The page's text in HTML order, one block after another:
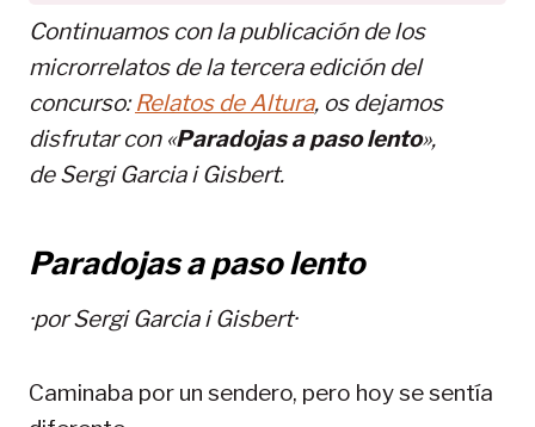
Continuamos con la publicación de los
microrrelatos de la tercera edición del
concurso:Relatos de Altura, os dejamos
disfrutar con «Paradojas a paso lento»,
de Sergi Garcia i Gisbert.
Paradojas a paso lento
·por Sergi Garcia i Gisbert·
Caminaba por un sendero, pero hoy se sentía